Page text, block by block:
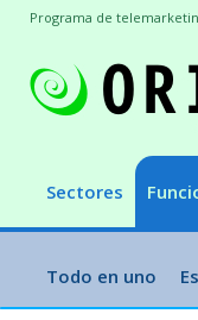
Sectores
Todo en uno
Programa de